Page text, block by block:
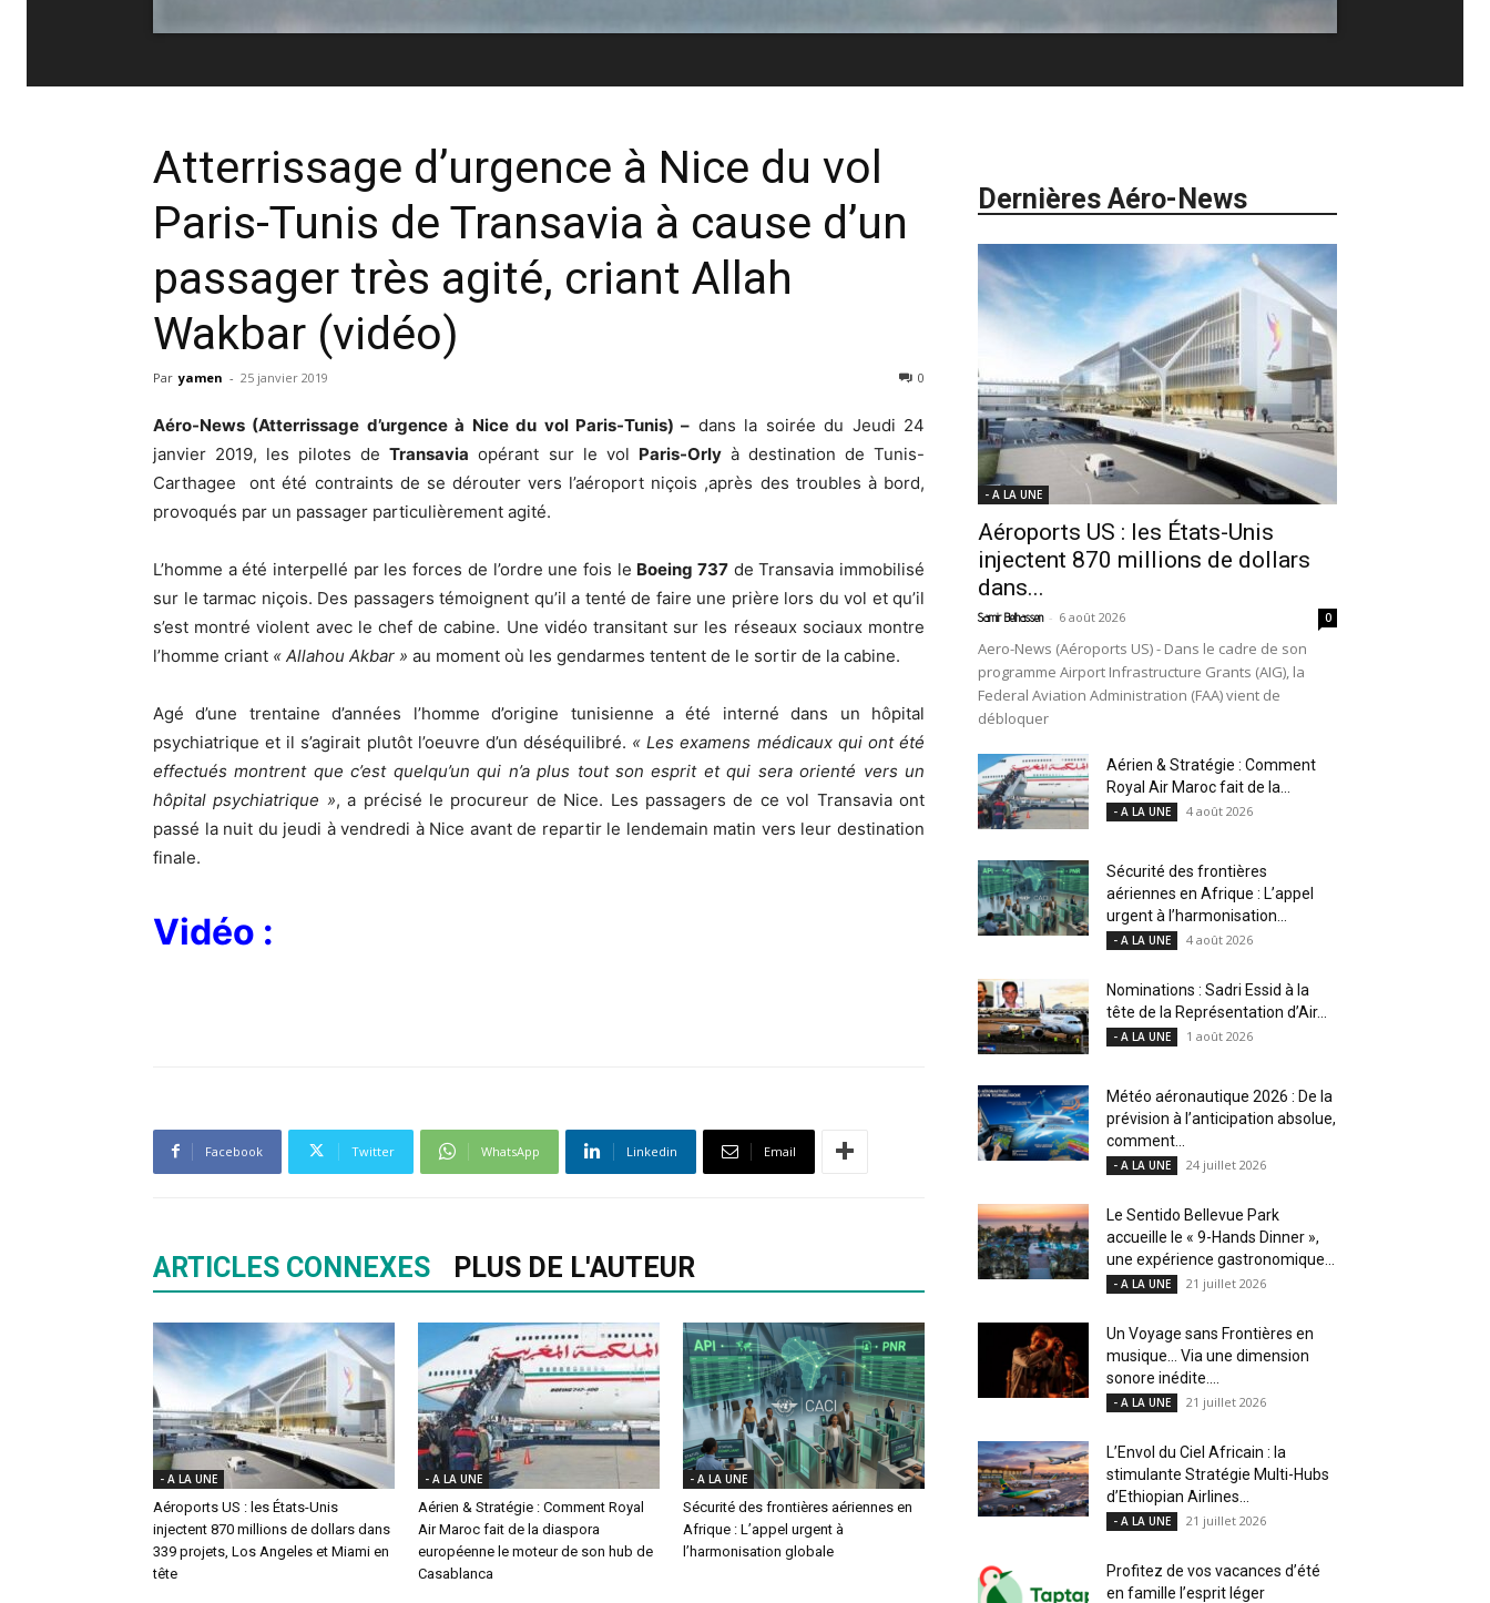
Atterrissage d’urgence à Nice du vol
Paris-Tunis de Transavia à cause d’un
passager très agité, criant Allah
Wakbar (vidéo)
Par yamen - 25 janvier 2019 0
Aéro-News (Atterrissage d’urgence à Nice du vol Paris-Tunis) – dans la soirée du Jeudi 24
janvier 2019, les pilotes deTransavia opérant sur le vol Paris-Orlyà destination de Tunis-
Carthagee ont été contraints de se dérouter vers l’aéroport niçois ,après des troubles à bord,
provoqués par un passager particulièrement agité.
L’homme a été interpellé par les forces de l’ordre une fois le Boeing 737de Transavia immobilisé
sur le tarmac niçois. Des passagers témoignent qu’il a tenté de faire une prière lors du vol et qu’il
s’est montré violent avec le chef de cabine. Une vidéo transitant sur les réseaux sociaux montre
l’homme criant « Allahou Akbar » au moment où les gendarmes tentent de le sortir de la cabine.
Agé d’une trentaine d’années l’homme d’origine tunisienne a été interné dans un hôpital
psychiatrique et il s’agirait plutôt l’oeuvre d’un déséquilibré. « Les examens médicaux qui ont été
effectués montrent que c’est quelqu’un qui n’a plus tout son esprit et qui sera orienté vers un
hôpital psychiatrique », a précisé le procureur de Nice. Les passagers de ce vol Transavia ont
passé la nuit du jeudi à vendredi à Nice avant de repartir le lendemain matin vers leur destination
finale.
Vidéo :
Facebook Twitter WhatsApp Linkedin Email
ARTICLES CONNEXES PLUS DE L'AUTEUR
- A LA UNE
Aéroports US : les États-Unis
injectent 870 millions de dollars dans
339 projets, Los Angeles et Miami en
tête
- A LA UNE
Aérien & Stratégie : Comment Royal
Air Maroc fait de la diaspora
européenne le moteur de son hub de
Casablanca
- A LA UNE
Sécurité des frontières aériennes en
Afrique : L’appel urgent à
l’harmonisation globale
Dernières Aéro-News
- A LA UNE
Aéroports US : les États-Unis
injectent 870 millions de dollars
dans...
Samir Belhassen - 6 août 2026 0
Aero-News (Aéroports US) - Dans le cadre de son
programme Airport Infrastructure Grants (AIG), la
Federal Aviation Administration (FAA) vient de
débloquer
Aérien & Stratégie : Comment
Royal Air Maroc fait de la...
- A LA UNE 4 août 2026
Sécurité des frontières
aériennes en Afrique : L’appel
urgent à l’harmonisation...
- A LA UNE 4 août 2026
Nominations : Sadri Essid à la
tête de la Représentation d’Air...
- A LA UNE 1 août 2026
Météo aéronautique 2026 : De la
prévision à l’anticipation absolue,
comment...
- A LA UNE 24 juillet 2026
Le Sentido Bellevue Park
accueille le « 9-Hands Dinner »,
une expérience gastronomique...
- A LA UNE 21 juillet 2026
Un Voyage sans Frontières en
musique… Via une dimension
sonore inédite....
- A LA UNE 21 juillet 2026
L’Envol du Ciel Africain : la
stimulante Stratégie Multi-Hubs
d’Ethiopian Airlines...
- A LA UNE 21 juillet 2026
Profitez de vos vacances d’été
en famille l’esprit léger